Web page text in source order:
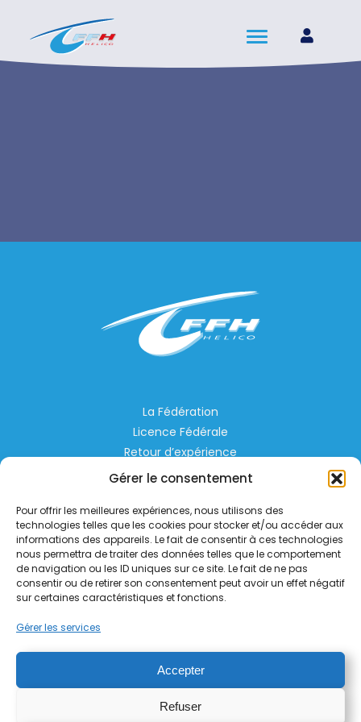
Gérer le consentement
Pour offrir les meilleures expériences, nous utilisons des
technologies telles que les cookies pour stocker et/ou accéder aux
informations des appareils. Le fait de consentir à ces technologies
nous permettra de traiter des données telles que le comportement
de navigation ou les ID uniques sur ce site. Le fait de ne pas
consentir ou de retirer son consentement peut avoir un effet négatif
sur certaines caractéristiques et fonctions.
Gérer les services
Accepter
Refuser
La Fédération
Licence Fédérale
Retour d’expérience
Espace Privé
Liens Utiles
Aérodrome de Lognes Emerainville
77185 LOGNES
contact@helico.org